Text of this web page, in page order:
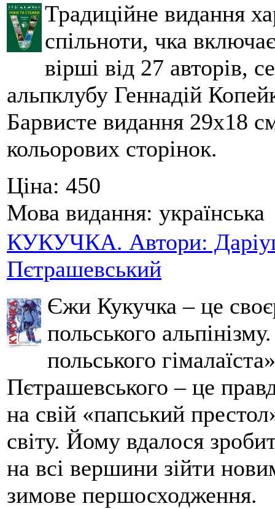
Традиційне видання
спільноти, чка
вірші від 27 авторів,
альпклубу Геннадій
Барвисте видання 29х18
кольорових сторінок.
Ціна: 450
Мова видання: українська
КУКУЧКА. Автори:
Пєтрашевський
Єжи Кукучка – це
польського
польського
Пєтрашевського – це
на свій «папський
світу. Йому вдалося
на всі вершини зійти
зимове першосходження.